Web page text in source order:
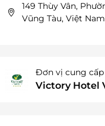
149 Thùy Vân,
Vũng Tàu, Việt Nam
Đơn vị cung cấp
Victory Hotel